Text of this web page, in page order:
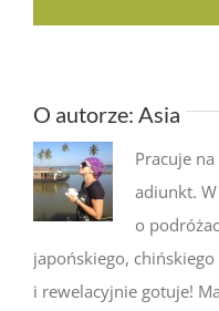
O autorze: Asia
Pracuje
adiunkt.
o
japońskiego,
i rewelacyjnie gotuje!